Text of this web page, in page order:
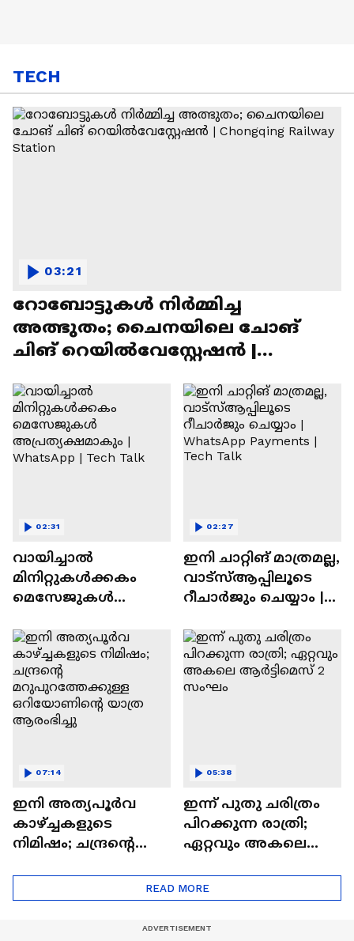
TECH
റോബോട്ടുകൾ നിർമ്മിച്ച
അത്ഭുതം; ചൈനയിലെ ചോങ്
ചിങ് റെയിൽവേസ്റ്റേഷൻ |
03:21
വായിച്ചാൽ
മിനിറ്റുകൾക്കകം
മെസേജുകള്‍
WhatsApp | Tech Talk
02:31
ഇനി ചാറ്റിങ് മാത്രമല്ല,
വാട്‌സ്‌ആപ്പിലൂടെ
റീചാർജും ചെയ്യാം |
Tech Talk
02:27
ഇനി അത്യപൂര്‍വ
കാഴ്ച്ചകളുടെ
നിമിഷം; ചന്ദ്രന്റെ
ഒറിയോണിന്റെ യാത്ര
ആരംഭിച്ചു
07:14
ഇന്ന് പുതു ചരിത്രം
പിറക്കുന്ന രാത്രി;
ഏറ്റവും അകലെ
05:38
READ MORE